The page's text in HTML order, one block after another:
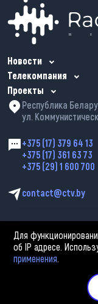
Новости
Телекомпания
Проекты
Республика
ул.
+375 (17) 379 64 13
+375 (17) 361 63 73
+375 (29) 1 600 700
contact@ctv.by
2002—2026 © ЗАО
материалов активная
Политика обработки
Для
об IP адресе.
применения.